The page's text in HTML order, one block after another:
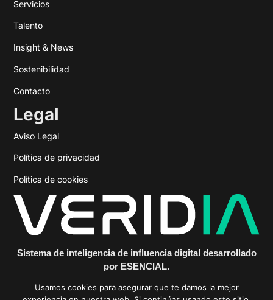
Servicios
Talento
Insight & News
Sostenibilidad
Contacto
Legal
Aviso Legal
Política de privacidad
Política de cookies
Sistema de inteligencia de influencia digital desarrollado
por ESENCIAL.
https://veridiainfluencia.com
Usamos cookies para asegurar que te damos la mejor